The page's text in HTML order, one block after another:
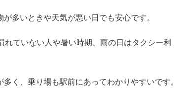
多いときや天気が悪い日でも安心です。
ていない人や暑い時期、雨の日はタクシー利
く、乗り場も駅前にあってわかりやすいです。